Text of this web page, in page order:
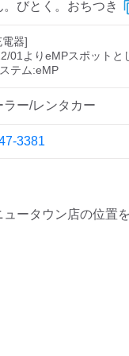
。びとく。おちつき
器]
01よりeMPスポットと
ラー/レンタカー
3381